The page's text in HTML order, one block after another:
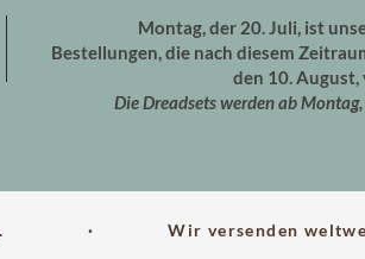
Montag, der 20. Juli, ist
Bestellungen, die nach diesem
den 10. August,
Die Dreadsets werden ab
· Wir versenden